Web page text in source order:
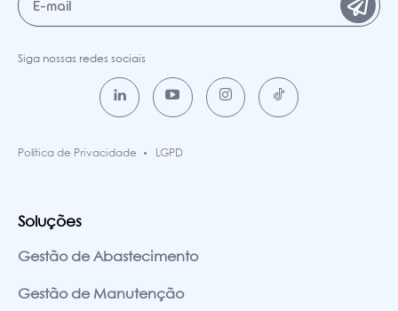
Siga nossas redes sociais
Política de Privacidade LGPD
Soluções
Gestão de Abastecimento
Gestão de Manutenção